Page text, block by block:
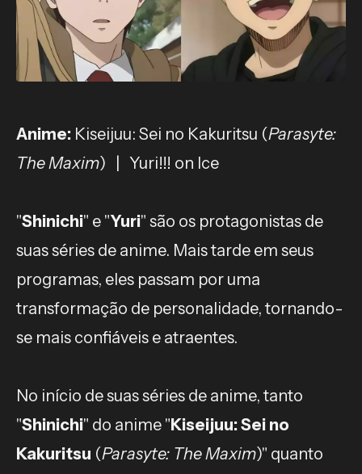
Anime: Kiseijuu: Sei no Kakuritsu (Parasyte:
The Maxim) | Yuri!!! on Ice
"Shinichi" e "Yuri" são os protagonistas de
suas séries de anime. Mais tarde em seus
programas, eles passam por uma
transformação de personalidade, tornando-
se mais confiáveis e atraentes.
No início de suas séries de anime, tanto
"Shinichi" do anime "Kiseijuu: Sei no
Kakuritsu (Parasyte: The Maxim)" quanto